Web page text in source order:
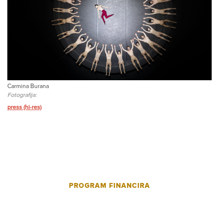
Carmina Burana
Fotografija:
press (hi-res)
PROGRAM FINANCIRA